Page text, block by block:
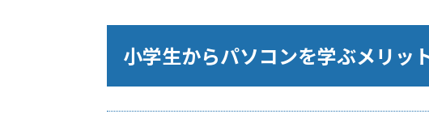
小学生からパソコンを学ぶメリッ